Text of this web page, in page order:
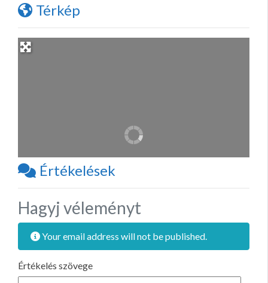
Térkép
Értékelések
Hagyj véleményt
Your email address will not be published.
Értékelés szövege